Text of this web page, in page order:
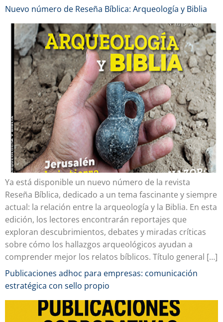
Nuevo número de Reseña Bíblica: Arqueología y Biblia
Ya está disponible un nuevo número de la revista
Reseña Bíblica, dedicado a un tema fascinante y siempre
actual: la relación entre la arqueología y la Biblia. En esta
edición, los lectores encontrarán reportajes que
exploran descubrimientos, debates y miradas críticas
sobre cómo los hallazgos arqueológicos ayudan a
comprender mejor los relatos bíblicos. Título general […]
Publicaciones adhoc para empresas: comunicación
estratégica con sello propio